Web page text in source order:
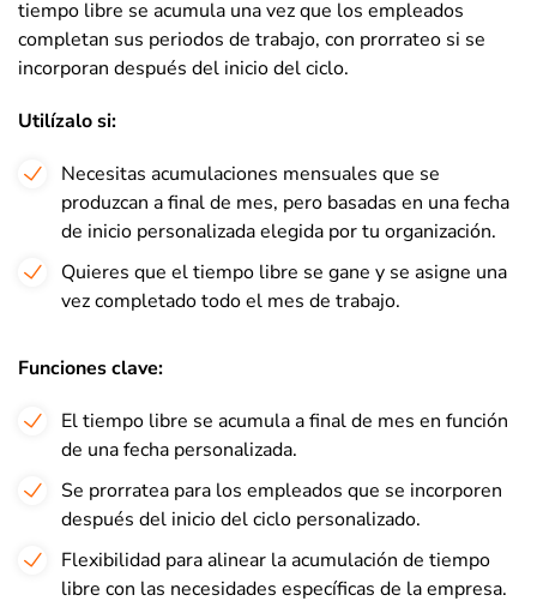
tiempo libre se acumula una vez que los empleados
completan sus periodos de trabajo, con prorrateo si se
incorporan después del inicio del ciclo.
Utilízalo si:
Necesitas acumulaciones mensuales que se
produzcan a final de mes, pero basadas en una fecha
de inicio personalizada elegida por tu organización.
Quieres que el tiempo libre se gane y se asigne una
vez completado todo el mes de trabajo.
Funciones clave:
El tiempo libre se acumula a final de mes en función
de una fecha personalizada.
Se prorratea para los empleados que se incorporen
después del inicio del ciclo personalizado.
Flexibilidad para alinear la acumulación de tiempo
libre con las necesidades específicas de la empresa.